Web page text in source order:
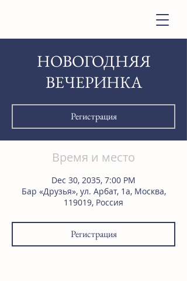
НОВОГОДНЯЯ
ВЕЧЕРИНКА
Регистрация
Время и место
Dec 30, 2035, 7:00 PM
Бар «Друзья», ул. Арбат, 1а, Москва,
119019, Россия
Регистрация